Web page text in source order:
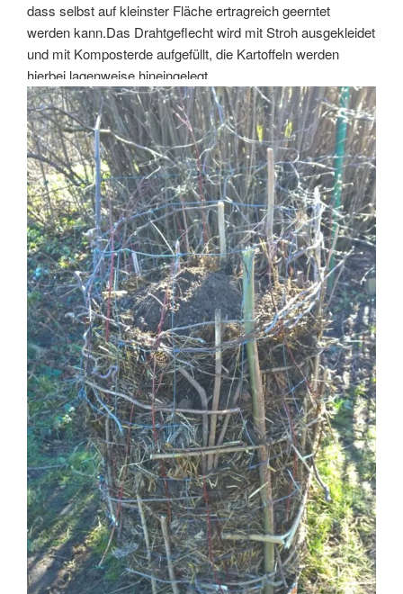
dass selbst auf kleinster Fläche ertragreich geerntet
werden kann.Das Drahtgeflecht wird mit Stroh ausgekleidet
und mit Komposterde aufgefüllt, die Kartoffeln werden
hierbei lagenweise hineingelegt.